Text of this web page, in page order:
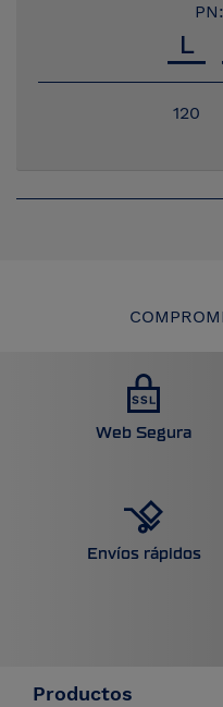
120
Web Segura
Envíos rápidos
Productos